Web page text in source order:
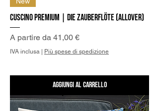
Cuscino Premium | Die Zauberflöte (allover)
A partire da 41,00 €
Prezzo scontato
IVA inclusa Più spese di spedizione
Aggiungi al carrello